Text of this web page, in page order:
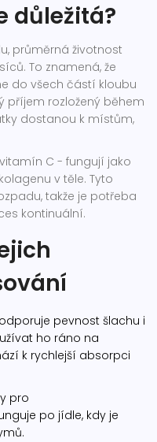
důležitá?
průměrná životnost
To znamená, že
do všech částí kloubu
příjem rozložený během
dostanou k místům,
C - fungují jako
v těle. Tyto
takže je potřeba
kontinuální.
pevnost šlachu i
ho ráno na
k rychlejší absorpci
pro
po jídle, kdy je